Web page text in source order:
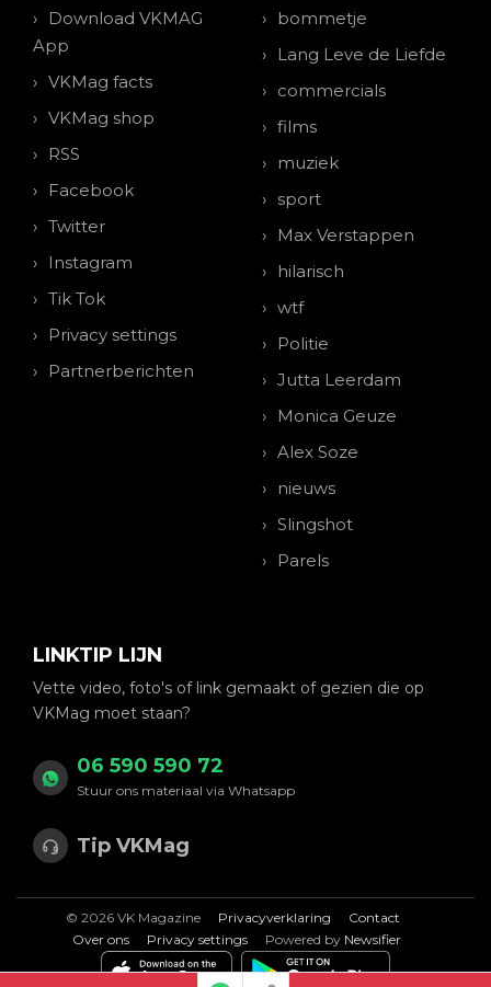
Download VKMAG
App
VKMag facts
VKMag shop
RSS
Facebook
Twitter
Instagram
Tik Tok
Privacy settings
Partnerberichten
bommetje
Lang Leve de Liefde
commercials
films
muziek
sport
Max Verstappen
hilarisch
wtf
Politie
Jutta Leerdam
Monica Geuze
Alex Soze
nieuws
Slingshot
Parels
LINKTIP LIJN
Vette video, foto's of link gemaakt of gezien die op
VKMag moet staan?
06 590 590 72
Stuur ons materiaal via Whatsapp
Tip VKMag
© 2026 VK Magazine Privacyverklaring
Contact
Over ons
Privacy settings Powered by Newsifier